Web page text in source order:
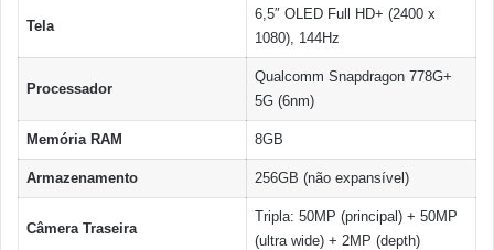
Tela
6,5″ OLED Full HD+ (2400 x
1080), 144Hz
Processador
Qualcomm Snapdragon 778G+
5G (6nm)
Memória RAM 8GB
Armazenamento 256GB (não expansível)
Câmera Traseira
Tripla: 50MP (principal) + 50MP
(ultra wide) + 2MP (depth)